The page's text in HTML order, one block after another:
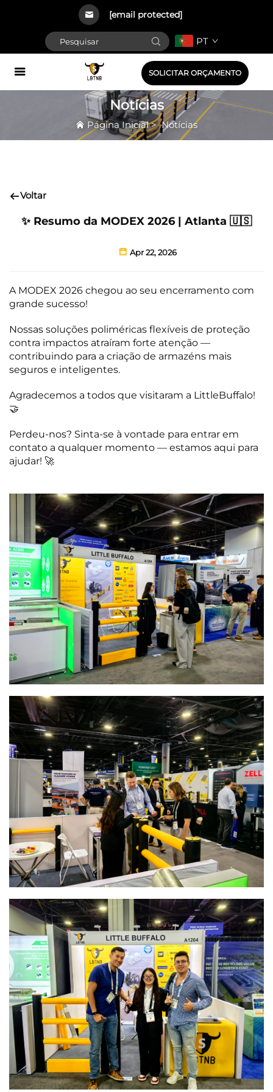
[email protected]
PT
SOLICITAR ORÇAMENTO
Notícias
Página Inicial>Notícias
Voltar
✨ Resumo da MODEX 2026 | Atlanta 🇺🇸
Apr 22, 2026
A MODEX 2026 chegou ao seu encerramento com
grande sucesso!
Nossas soluções poliméricas flexíveis de proteção
contra impactos atraíram forte atenção —
contribuindo para a criação de armazéns mais
seguros e inteligentes.
Agradecemos a todos que visitaram a LittleBuffalo!
🤝
Perdeu-nos? Sinta-se à vontade para entrar em
contato a qualquer momento — estamos aqui para
ajudar! 🚀